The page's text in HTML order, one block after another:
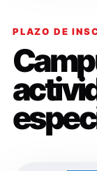
PLAZO DE